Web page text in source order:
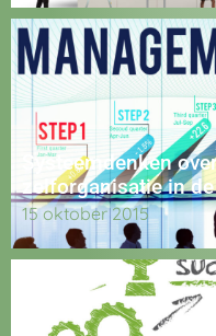
Systeemdenken
zelforganisatie in
15 oktober 2015